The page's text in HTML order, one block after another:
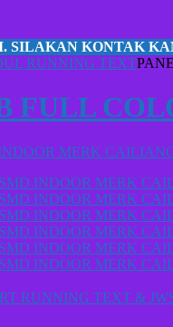
SILAKAN KONTAK
RUNNING TEXT
FULL
RUNNING TEXT &